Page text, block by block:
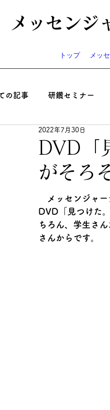
メッセンジ
トップ メッ
の記事 研鑽セミナー
心と絆といのち コラム
ニュース お知らせ
DVD「
がそろ
2022年7月30日
メッセンジャー
DVD「見つけた
ちろん、学生さ
さんからです。